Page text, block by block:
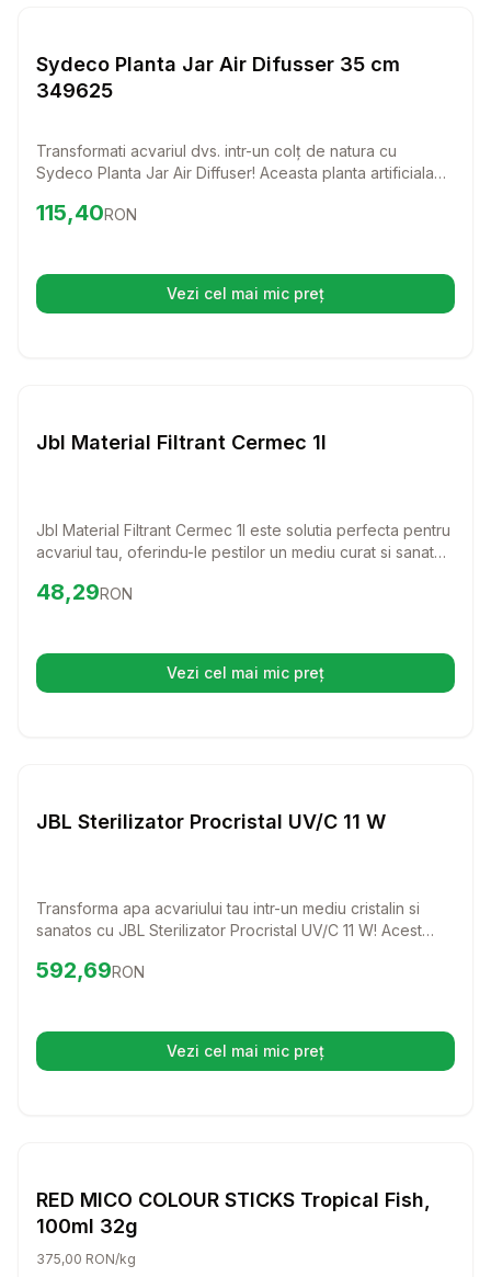
Sydeco Planta Jar Air Difusser 35 cm
349625
Transformati acvariul dvs. intr-un colț de natura cu
Sydeco Planta Jar Air Diffuser! Aceasta planta artificiala
pentru a crea un habitat confortabil pentru pestii dvs.
Preț:115.40
115,40RON
Vezi cel mai mic preț(se deschide într-o filă nouă)
Jbl Material Filtrant Cermec 1l
Jbl Material Filtrant Cermec 1l este solutia perfecta pentru
acvariul tau, oferindu-le pestilor un mediu curat si sanatos.
filtrare eficienta atat pentru apa dulce, cat si pentru cea
Preț:48.29
48,29RON
Vezi cel mai mic preț(se deschide într-o filă nouă)
JBL Sterilizator Procristal UV/C 11 W
Transforma apa acvariului tau intr-un mediu cristalin si
sanatos cu JBL Sterilizator Procristal UV/C 11 W! Acest
un habitat ideal pestilor tai.
Preț: 592.69 RON
592,69RON
Vezi cel mai mic preț(se deschide într-o filă nouă)
RED MICO COLOUR STICKS Tropical Fish,
100ml 32g
375,00 RON/kg